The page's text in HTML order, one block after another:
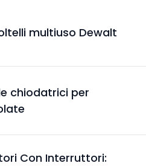
multiuso Dewalt
chiodatrici per
Con Interruttori: